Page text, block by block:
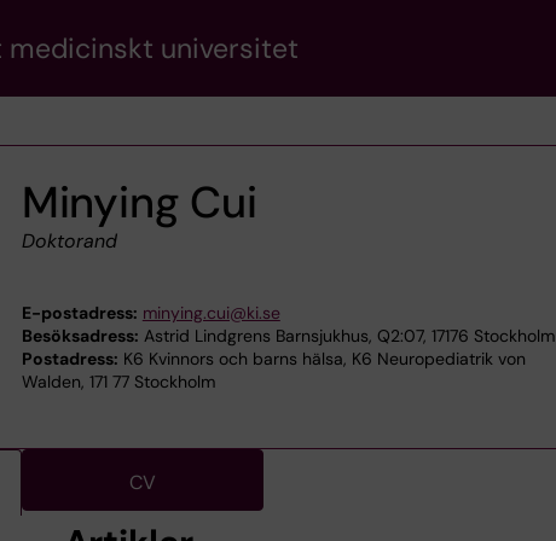
medicinskt universitet
Minying Cui
Doktorand
E-postadress: minying.cui@ki.se
Besöksadress: Astrid Lindgrens Barnsjukhus, Q2:07, 17176 Stockholm
Postadress: K6 Kvinnors och barns hälsa, K6 Neuropediatrik von
Walden, 171 77 Stockholm
CV